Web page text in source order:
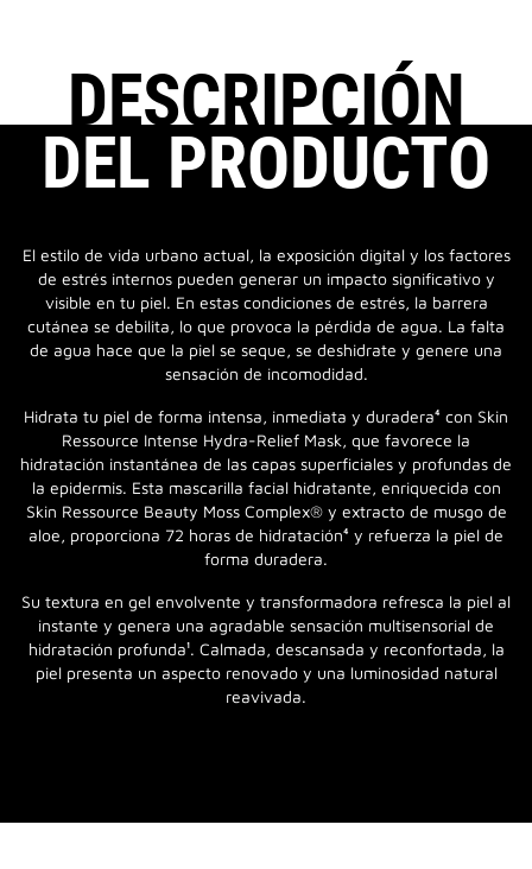
DESCRIPCIÓN
DEL PRODUCTO
El estilo de vida urbano actual, la exposición digital y los factores
de estrés internos pueden generar un impacto significativo y
visible en tu piel. En estas condiciones de estrés, la barrera
cutánea se debilita, lo que provoca la pérdida de agua. La falta
de agua hace que la piel se seque, se deshidrate y genere una
sensación de incomodidad.
Hidrata tu piel de forma intensa, inmediata y duradera⁴ con Skin
Ressource Intense Hydra-Relief Mask, que favorece la
hidratación instantánea de las capas superficiales y profundas de
la epidermis. Esta mascarilla facial hidratante, enriquecida con
Skin Ressource Beauty Moss Complex® y extracto de musgo de
aloe, proporciona 72 horas de hidratación⁴ y refuerza la piel de
forma duradera.
Su textura en gel envolvente y transformadora refresca la piel al
instante y genera una agradable sensación multisensorial de
hidratación profunda¹. Calmada, descansada y reconfortada, la
piel presenta un aspecto renovado y una luminosidad natural
reavivada.